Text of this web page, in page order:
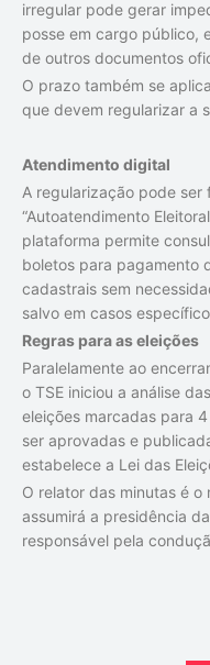
irregular pode gerar
posse em cargo público,
de outros documentos
O prazo também se
que devem regularizar a
Atendimento digital
A regularização pode
“Autoatendimento
plataforma permite
boletos para pagamento
cadastrais sem
salvo em casos
Regras para as eleições
Paralelamente ao
o TSE iniciou a análise
eleições marcadas para
ser aprovadas e
estabelece a Lei das
O relator das minutas é o
assumirá a presidência
responsável pela